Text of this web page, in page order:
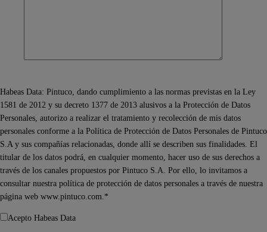
Habeas Data: Pintuco, dando cumplimiento a las normas previstas en la Ley
1581 de 2012 y su decreto 1377 de 2013 alusivos a la Protección de Datos
Personales, autorizo a realizar el tratamiento y recolección de mis datos
personales conforme a la Política de Protección de Datos Personales de Pintuco
S.A y sus compañías relacionadas, donde allí se describen sus finalidades. El
titular de los datos podrá, en cualquier momento, hacer uso de sus derechos a
través de los canales propuestos por Pintuco S.A. Por ello, lo invitamos a
consultar nuestra política de protección de datos personales a través de nuestra
página web www.pintuco.com.*
Acepto Habeas Data